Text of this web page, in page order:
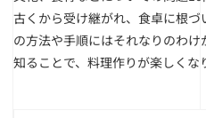
古くから受け継がれ、食卓に根
の方法や手順にはそれなりのわ
知ることで、料理作りが楽しくな